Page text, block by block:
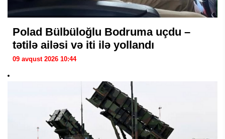
Polad Bülbüloğlu Bodruma uçdu –
tətilə ailəsi və iti ilə yollandı
09 avqust 2026 10:44